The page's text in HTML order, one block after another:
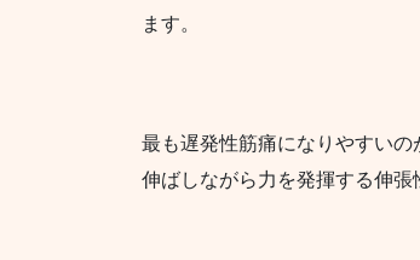
ます。
最も遅発性筋痛になりやすい
伸ばしながら力を発揮する伸張